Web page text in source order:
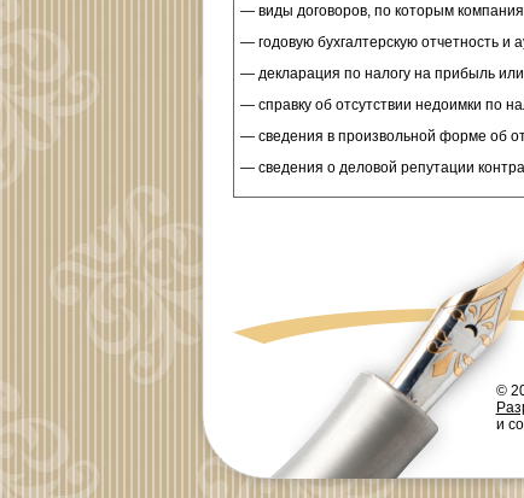
— виды договоров, по которым
— годовую бухгалтерскую отчетность и
— декларация по налогу на прибыль
— справку об отсутствии недоимки по
— сведения в произвольной форме об
— сведения о деловой репутации
©
и